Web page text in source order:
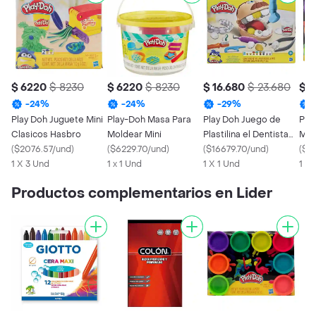
$ 6220 $ 8230
-24%
Play Doh Juguete Mini
Clasicos Hasbro
($2076.57/und)
1 X 3 Und
$ 6220 $ 8230
-24%
Play-Doh Masa Para
Moldear Mini
($6229.70/und)
1 x 1 Und
$ 16.680 $ 23.680
-29%
Play Doh Juego de
Plastilina el Dentista
Bromista
($16679.70/und)
1 X 1 Und
$
Play
(
1 X
Productos complementarios en Lider